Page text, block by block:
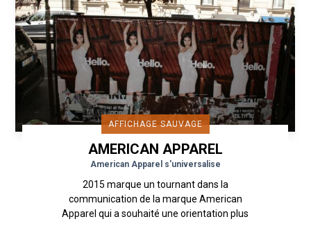
AFFICHAGE SAUVAGE
AMERICAN APPAREL
American Apparel s'universalise
2015 marque un tournant dans la
communication de la marque American
Apparel qui a souhaité une orientation plus